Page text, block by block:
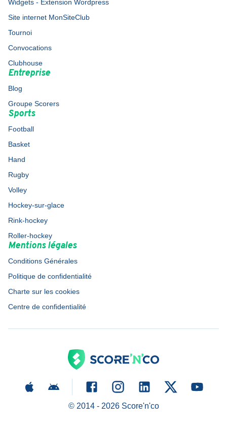
Widgets - Extension Wordpress
Site internet MonSiteClub
Tournoi
Convocations
Clubhouse
Entreprise
Blog
Groupe Scorers
Sports
Football
Basket
Hand
Rugby
Volley
Hockey-sur-glace
Rink-hockey
Roller-hockey
Mentions légales
Conditions Générales
Politique de confidentialité
Charte sur les cookies
Centre de confidentialité
© 2014 - 2026Score'n'co